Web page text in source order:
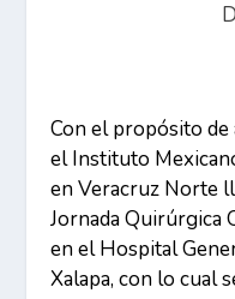
Con el propósito
el Instituto
en Veracruz Norte
Jornada Quirúrgica
en el Hospital
Xalapa, con lo cual